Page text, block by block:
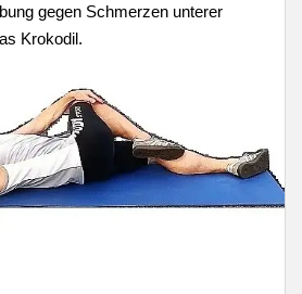
gegen Schmerzen unterer
Krokodil.